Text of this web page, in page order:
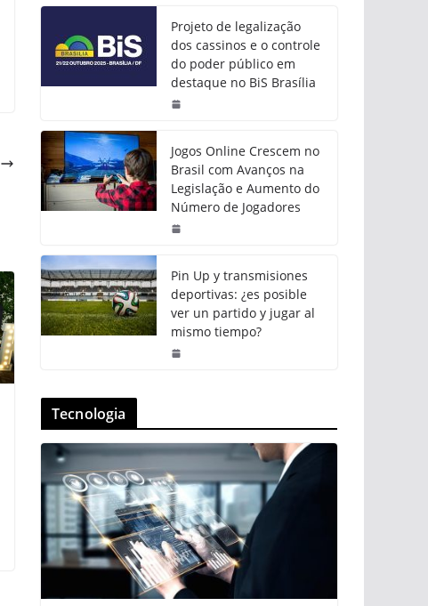
Projeto de legalização
dos cassinos e o controle
do poder público em
destaque no BiS Brasília
Jogos Online Crescem no
Brasil com Avanços na
Legislação e Aumento do
Número de Jogadores
Pin Up y transmisiones
deportivas: ¿es posible
ver un partido y jugar al
mismo tiempo?
Tecnologia